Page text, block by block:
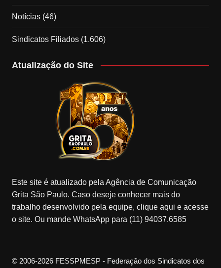
Notícias(46)
Sindicatos Filiados(1.606)
Atualização do Site
Este site é atualizado pela Agência de Comunicação
Grita São Paulo. Caso deseje conhecer mais do
trabalho desenvolvido pela equipe, clique aqui e acesse
o site. Ou mande WhatsApp para (11) 94037.6585
© 2006-2026 FESSPMESP - Federação dos Sindicatos dos